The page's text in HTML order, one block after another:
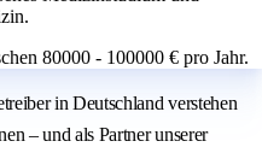
80000 - 100000 € pro Jahr.
in Deutschland verstehen
– und als Partner unserer